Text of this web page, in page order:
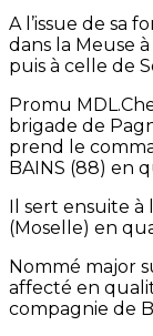
A l’issue de sa
dans la Meuse
puis à celle de
Promu
brigade de
prend le
BAINS (88) en
Il sert ensuite
(Moselle) en
Nommé major
affecté en
compagnie de